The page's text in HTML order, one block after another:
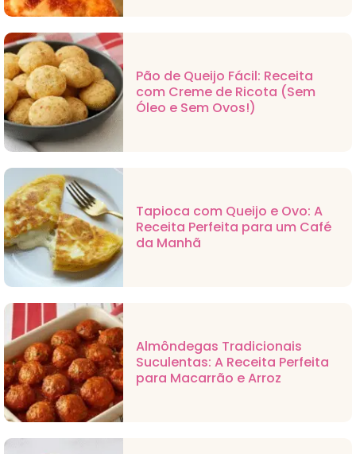
Pão de Queijo Fácil: Receita
com Creme de Ricota (Sem
Óleo e Sem Ovos!)
Tapioca com Queijo e Ovo: A
Receita Perfeita para um Café
da Manhã
Almôndegas Tradicionais
Suculentas: A Receita Perfeita
para Macarrão e Arroz